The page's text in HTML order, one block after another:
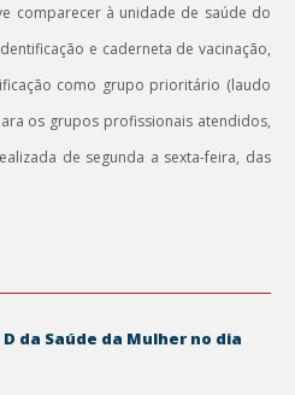
comparecer à unidade de saúde do
e caderneta de vacinação,
como grupo prioritário (laudo
os grupos profissionais atendidos,
de segunda a sexta-feira, das
da Saúde da Mulher no dia